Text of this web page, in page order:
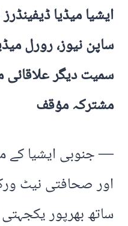
ایشیا میڈیا
ساپن نیوز، رورل
سمیت دیگر علاقائی
مشترکہ مؤقف
— جنوبی ایشیا کے
اور صحافتی نیٹ
ساتھ بھرپور